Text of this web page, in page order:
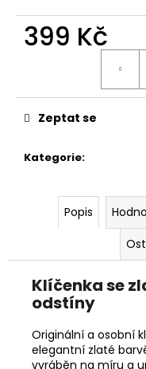
399 Kč
Kategorie:
Zeptat se
Popis
Klíčenka se
odstíny
Originální a osobní
elegantní zlaté
vyráběn na míru a